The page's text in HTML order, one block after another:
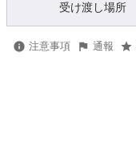
受け渡し場所
注意事項 通報